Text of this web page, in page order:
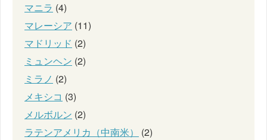
マニラ (4)
マレーシア (11)
マドリッド (2)
ミュンヘン (2)
ミラノ (2)
メキシコ (3)
メルボルン (2)
ラテンアメリカ（中南米）
(2)